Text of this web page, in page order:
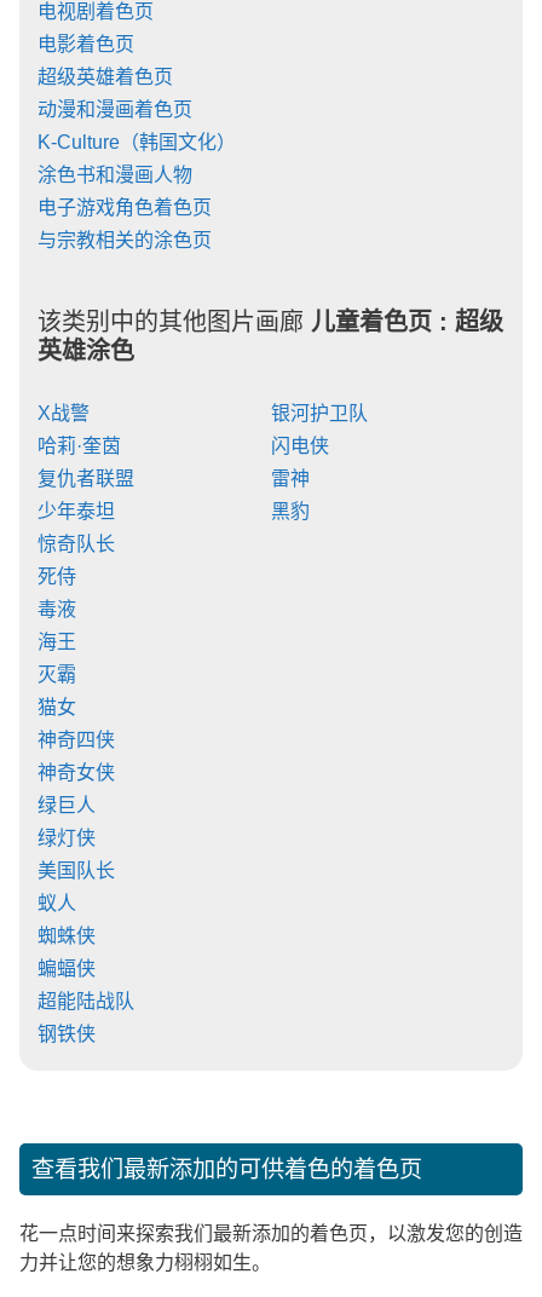
电视剧着色页
电影着色页
超级英雄着色页
动漫和漫画着色页
K-Culture（韩国文化）
涂色书和漫画人物
电子游戏角色着色页
与宗教相关的涂色页
该类别中的其他图片画廊 儿童着色页 : 超级
英雄涂色
X战警
哈莉·奎茵
复仇者联盟
少年泰坦
惊奇队长
死侍
毒液
海王
灭霸
猫女
神奇四侠
神奇女侠
绿巨人
绿灯侠
美国队长
蚁人
蜘蛛侠
蝙蝠侠
超能陆战队
钢铁侠
银河护卫队
闪电侠
雷神
黑豹
查看我们最新添加的可供着色的着色页
花一点时间来探索我们最新添加的着色页，以激发您的创造
力并让您的想象力栩栩如生。